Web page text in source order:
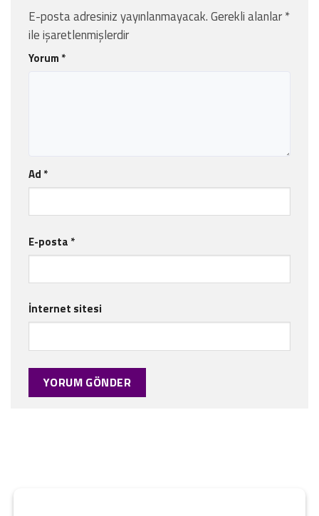
E-posta adresiniz yayınlanmayacak.Gerekli alanlar*
ile işaretlenmişlerdir
Yorum *
Ad *
E-posta *
İnternet sitesi